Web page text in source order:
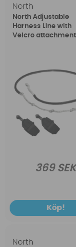
North
North Adjustable
Harness Line with
Velcro attachment
369 SEK
Köp!
North